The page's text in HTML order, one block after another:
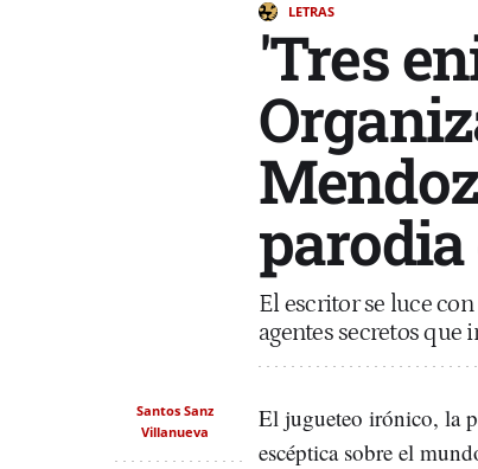
LETRAS
'Tres
El escritor se luce
agentes secretos que
Santos Sanz
Villanueva
El jugueteo irónico, la
escéptica sobre el